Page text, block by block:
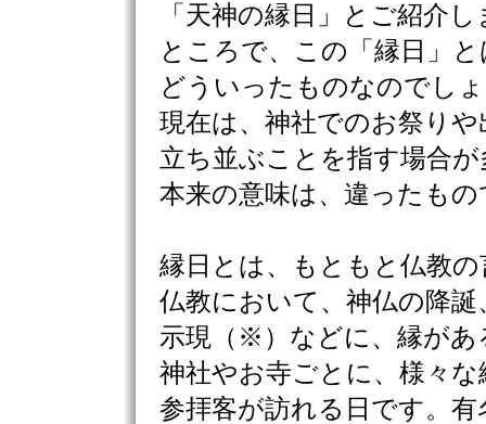
「天神の縁日」とご紹介
ところで、この「縁日」と
どういったものなのでし
現在は、神社でのお祭りや
立ち並ぶことを指す場合
本来の意味は、違ったも
縁日とは、もともと仏教の
仏教において、神仏の降誕
示現（※）などに、縁があ
神社やお寺ごとに、様々
参拝客が訪れる日です。